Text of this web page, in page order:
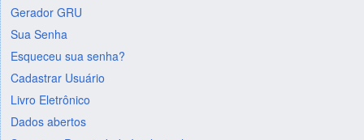
Gerador GRU
Sua Senha
Esqueceu sua senha?
Cadastrar Usuário
Livro Eletrônico
Dados abertos